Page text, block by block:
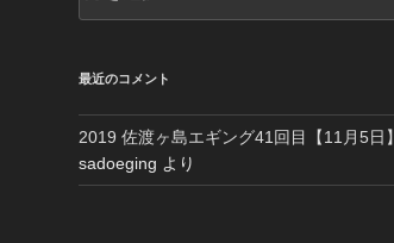
ブ
最近のコメント
2019 佐渡ヶ島エギング41回目【11月5日】
sadoeging より